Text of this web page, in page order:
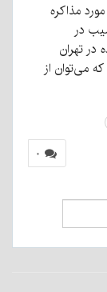
مذاکره
در
در تهران
می‌توان از
۰